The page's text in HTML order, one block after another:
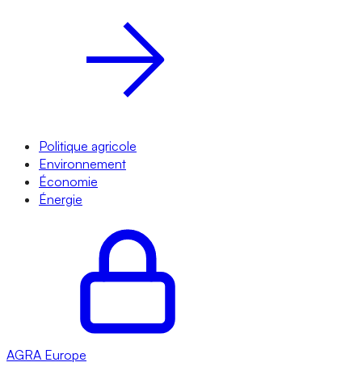
Politique agricole
Environnement
Économie
Énergie
AGRA Europe